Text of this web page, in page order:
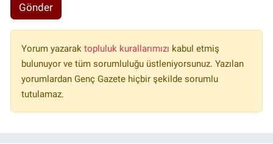
Gönder
Yorum yazarak topluluk kurallarımızı kabul etmiş
bulunuyor ve tüm sorumluluğu üstleniyorsunuz. Yazılan
yorumlardan Genç Gazete hiçbir şekilde sorumlu
tutulamaz.